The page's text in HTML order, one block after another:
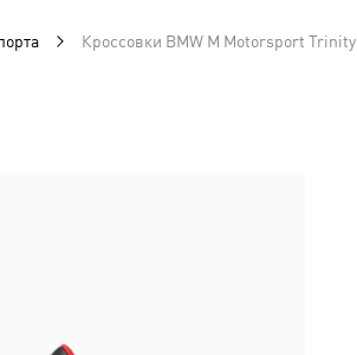
Кроссовки BMW M Motorsport